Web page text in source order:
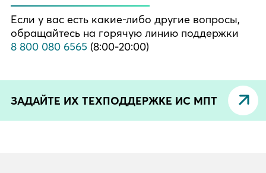
Если у вас есть какие-либо другие вопросы,
обращайтесь на горячую линию поддержки
8 800 080 6565 (8:00-20:00)
ЗАДАЙТЕ ИХ ТЕХПОДДЕРЖКЕ ИС МПТ